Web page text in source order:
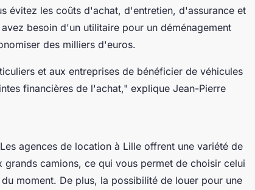
évitez les coûts d'achat, d'entretien, d'assurance et
besoin d'un utilitaire pour un déménagement
des milliers d'euros.
et aux entreprises de bénéficier de véhicules
financières de l'achat," explique Jean-Pierre
agences de location à Lille offrent une variété de
camions, ce qui vous permet de choisir celui
moment. De plus, la possibilité de louer pour une